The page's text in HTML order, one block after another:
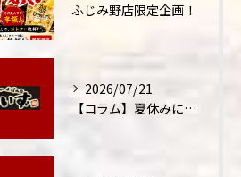
ふじみ野店限定企画！
2026/07/21
【コラム】夏休みに家族外食が増える理由